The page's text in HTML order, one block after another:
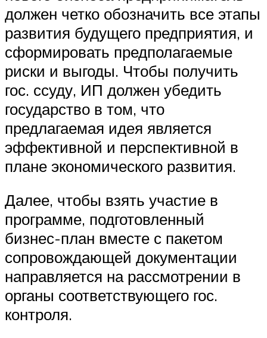
должен четко обозначить все этапы
развития будущего предприятия, и
сформировать предполагаемые
риски и выгоды. Чтобы получить
гос. ссуду, ИП должен убедить
государство в том, что
предлагаемая идея является
эффективной и перспективной в
плане экономического развития.
Далее, чтобы взять участие в
программе, подготовленный
бизнес-план вместе с пакетом
сопровождающей документации
направляется на рассмотрении в
органы соответствующего гос.
контроля.